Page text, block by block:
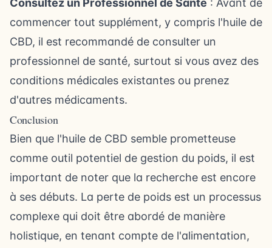
Consultez un Professionnel de Santé : Avant de
commencer tout supplément, y compris l'huile de
CBD, il est recommandé de consulter un
professionnel de santé, surtout si vous avez des
conditions médicales existantes ou prenez
d'autres médicaments.
Conclusion
Bien que l'huile de CBD semble prometteuse
comme outil potentiel de gestion du poids, il est
important de noter que la recherche est encore
à ses débuts. La perte de poids est un processus
complexe qui doit être abordé de manière
holistique, en tenant compte de l'alimentation,